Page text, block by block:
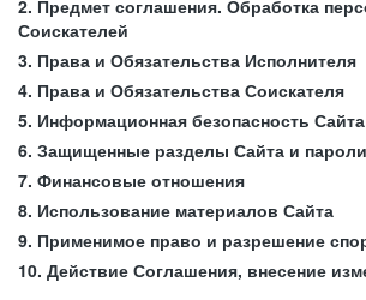
2. Предмет соглашения. Обработка
Соискателей
3. Права и Обязательства Исполнителя
4. Права и Обязательства Соискателя
5. Информационная безопасность Сайта
6. Защищенные разделы Сайта и пароли
7. Финансовые отношения
8. Использование материалов Сайта
9. Применимое право и разрешение
10. Действие Соглашения, внесение